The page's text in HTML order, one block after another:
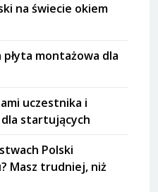
na świecie okiem
montażowa dla
uczestnika i
startujących
Polski
Masz trudniej, niż